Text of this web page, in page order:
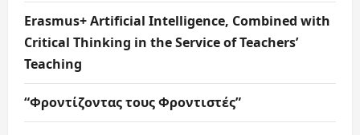
Erasmus+ Artificial Intelligence, Combined with
Critical Thinking in the Service of Teachers’
Teaching
“Φροντίζοντας τους Φροντιστές”